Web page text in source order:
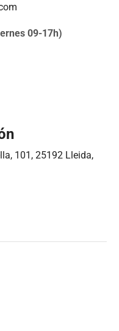
09-17h)
101, 25192 Lleida,